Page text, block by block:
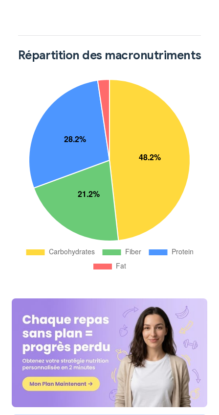
Répartition des macronutriments